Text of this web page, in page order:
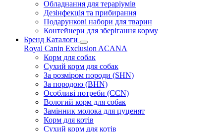
Обладнання для тераріумів
Дезінфекція та прибирання
Подарункові набори для тварин
Контейнери для зберігання корму
Бренд Каталоги
Royal Canin Exclusion ACANA
Корм для собак
Сухий корм для собак
За розміром породи (SHN)
За породою (BHN)
Особливі потреби (CCN)
Вологий корм для собак
Замінник молока для цуценят
Корм для котів
Сухий корм для котів